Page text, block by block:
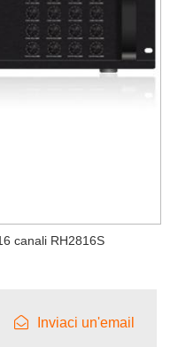
canali RH2816S
Inviaci un'email